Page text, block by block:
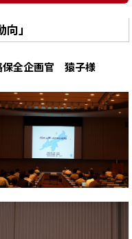
」
保全企画官 猿子様